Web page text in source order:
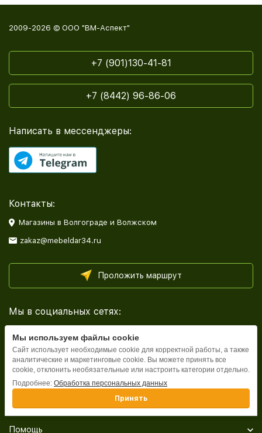
2009-2026 © ООО "ВМ-Аспект"
+7 (901)130-41-81
+7 (8442) 96-86-06
Написать в мессенджеры:
Контакты:
Магазины в Волгограде и Волжском
zakaz@mebeldar34.ru
Проложить маршрут
Мы в социальных сетях:
Каталог
Помощь
Мы используем файлы cookie
Сайт использует необходимые cookie для корректной работы, а также
аналитические и маркетинговые cookie. Вы можете принять все
cookie, отклонить необязательные или настроить категории отдельно.
Подробнее: Обработка персональных данных
Принять